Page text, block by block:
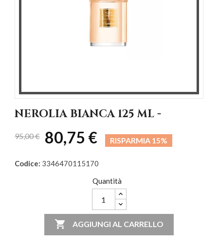
NEROLIA BIANCA 125 ML -
95,00 € 80,75 € RISPARMIA 15%
Codice: 3346470115170
Quantità
 AGGIUNGI AL CARRELLO